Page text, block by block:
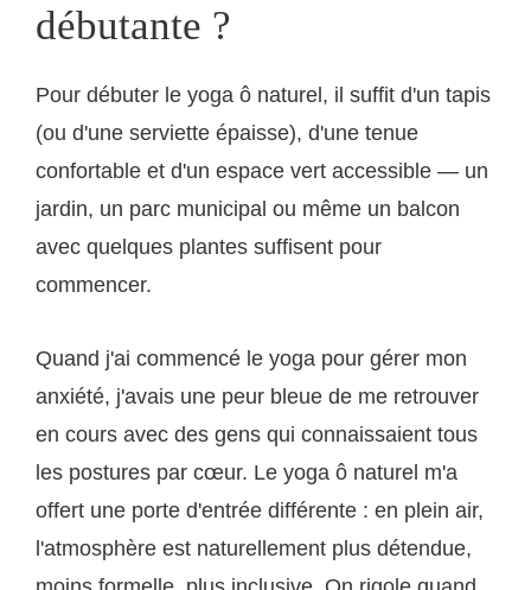
débutante ?
Pour débuter le yoga ô naturel, il suffit d'un tapis
(ou d'une serviette épaisse), d'une tenue
confortable et d'un espace vert accessible — un
jardin, un parc municipal ou même un balcon
avec quelques plantes suffisent pour
commencer.
Quand j'ai commencé le yoga pour gérer mon
anxiété, j'avais une peur bleue de me retrouver
en cours avec des gens qui connaissaient tous
les postures par cœur. Le yoga ô naturel m'a
offert une porte d'entrée différente : en plein air,
l'atmosphère est naturellement plus détendue,